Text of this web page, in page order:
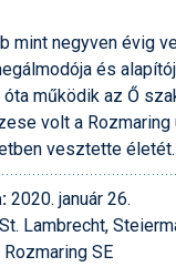
mint negyven évig
és
működik az Ő
volt a Rozmaring
vesztette életét.
2020. január 26.
St. Lambrecht,
Rozmaring SE